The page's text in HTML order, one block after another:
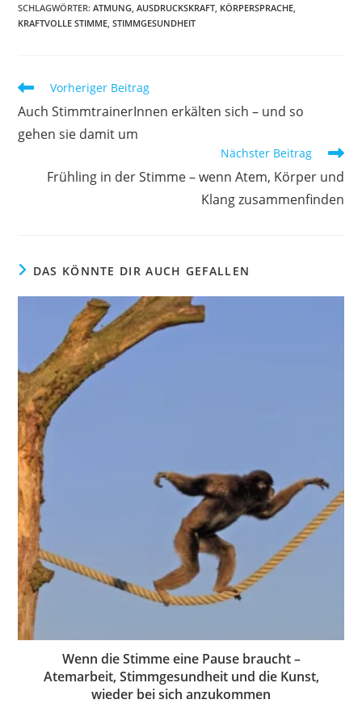
SCHLAGWÖRTER:ATMUNG AUSDRUCKSKRAFT KÖRPERSPRACHE
KRAFTVOLLE STIMME STIMMGESUNDHEIT
Vorheriger Beitrag
Auch StimmtrainerInnen erkälten sich – und so
gehen sie damit um
Nächster Beitrag
Frühling in der Stimme – wenn Atem, Körper und
Klang zusammenfinden
DAS KÖNNTE DIR AUCH GEFALLEN
Wenn die Stimme eine Pause braucht –
Atemarbeit, Stimmgesundheit und die Kunst,
wieder bei sich anzukommen